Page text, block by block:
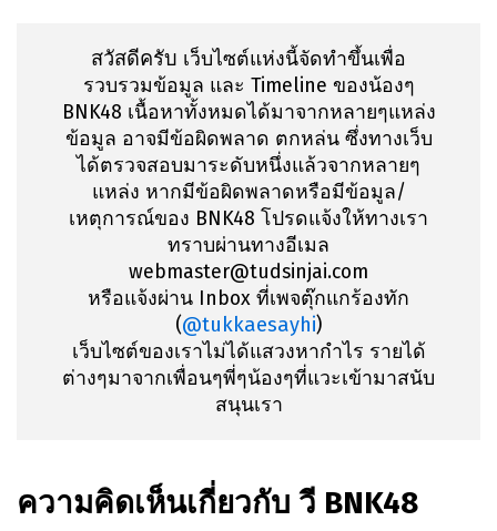
สวัสดีครับ เว็บไซต์แห่งนี้จัดทำขึ้นเพื่อ
รวบรวมข้อมูล และ Timeline ของน้องๆ
BNK48 เนื้อหาทั้งหมดได้มาจากหลายๆแหล่ง
ข้อมูล อาจมีข้อผิดพลาด ตกหล่น ซึ่งทางเว็บ
ได้ตรวจสอบมาระดับหนึ่งแล้วจากหลายๆ
แหล่ง หากมีข้อผิดพลาดหรือมีข้อมูล/
เหตุการณ์ของ BNK48 โปรดแจ้งให้ทางเรา
ทราบผ่านทางอีเมล
webmaster@tudsinjai.com
หรือแจ้งผ่าน Inbox ที่เพจตุ๊กแกร้องทัก
(@tukkaesayhi)
เว็บไซต์ของเราไม่ได้แสวงหากำไร รายได้
ต่างๆมาจากเพื่อนๆพี่ๆน้องๆที่แวะเข้ามาสนับ
สนุนเรา
ความคิดเห็นเกี่ยวกับ วี BNK48